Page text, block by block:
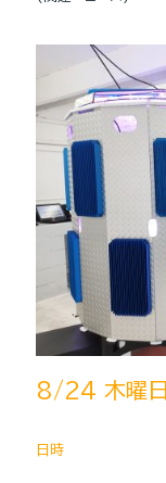
8/24 木曜日
日時